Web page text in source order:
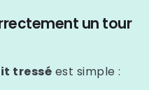
un tour
tressé est simple :